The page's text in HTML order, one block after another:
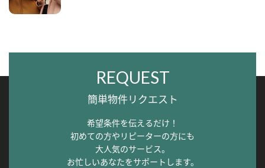
REQUEST
簡単物件リクエスト
希望条件を伝えるだけ！
初めての方やリピーターの方にも
大人気のサービス。
お忙しいあなたをサポートします。